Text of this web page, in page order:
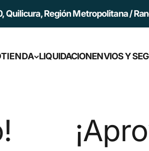
Metropolitana / Rancagua: Av.
TIENDA LIQUIDACIONENVIOS Y
20%